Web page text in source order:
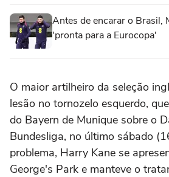
Antes de encarar o Brasil,
'pronta para a Eurocopa'
O maior artilheiro da seleção
lesão no tornozelo esquerdo,
do Bayern de Munique sobre o
Bundesliga, no último sábado
problema, Harry Kane se
George's Park e manteve o